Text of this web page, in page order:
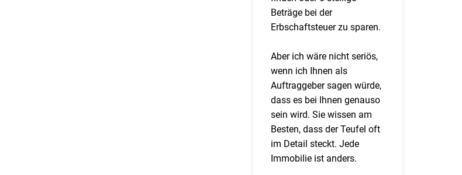
Beträge bei der
Erbschaftsteuer zu sparen.
Aber ich wäre nicht seriös,
wenn ich Ihnen als
Auftraggeber sagen würde,
dass es bei Ihnen genauso
sein wird. Sie wissen am
Besten, dass der Teufel oft
im Detail steckt. Jede
Immobilie ist anders.